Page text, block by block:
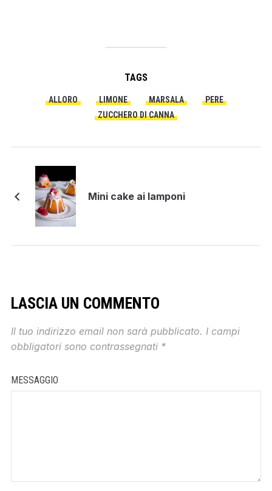
TAGS
ALLORO LIMONE MARSALA
PERE
ZUCCHERO DI CANNA
Mini cake ai lamponi
LASCIA UN COMMENTO
Il tuo indirizzo email non sarà pubblicato. I campi
obbligatori sono contrassegnati *
MESSAGGIO